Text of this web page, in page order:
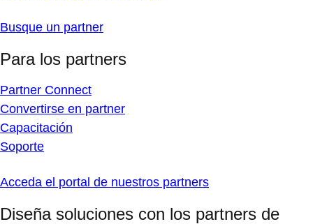
Busque un partner
Para los partners
Partner Connect
Convertirse en partner
Capacitación
Soporte
Acceda el portal de nuestros partners
Diseña soluciones con los partners de